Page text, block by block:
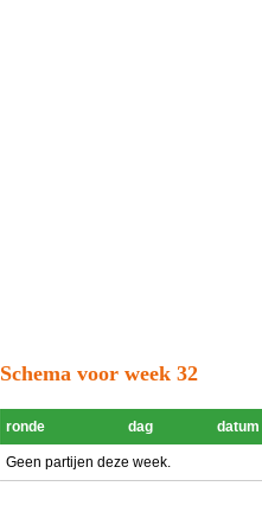
Schema voor week 32
ronde dag datum
Geen partijen deze week.